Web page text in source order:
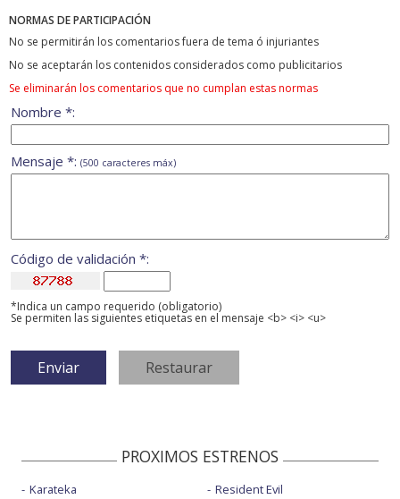
NORMAS DE PARTICIPACIÓN
No se permitirán los comentarios fuera de tema ó injuriantes
No se aceptarán los contenidos considerados como publicitarios
Se eliminarán los comentarios que no cumplan estas normas
Nombre *:
Mensaje *: (500 caracteres máx)
Código de validación *:
*Indica un campo requerido (obligatorio)
Se permiten las siguientes etiquetas en el mensaje <b> <i> <u>
PROXIMOS ESTRENOS
Karateka
Resident Evil